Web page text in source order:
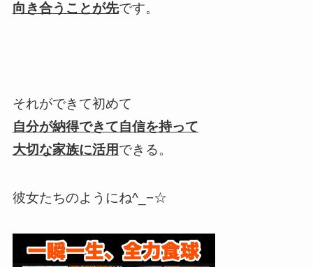
向き合うことが先です。
それができて初めて
自分が納得できて自信を持って
大切な家族に活用できる。
彼女たちのようにね^_−☆